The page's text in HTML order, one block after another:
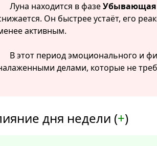
Луна находится в фазеУбывающая
Он быстрее устаёт, его
активным.
В этот период эмоционального и
делами, которые не
дня недели (+)